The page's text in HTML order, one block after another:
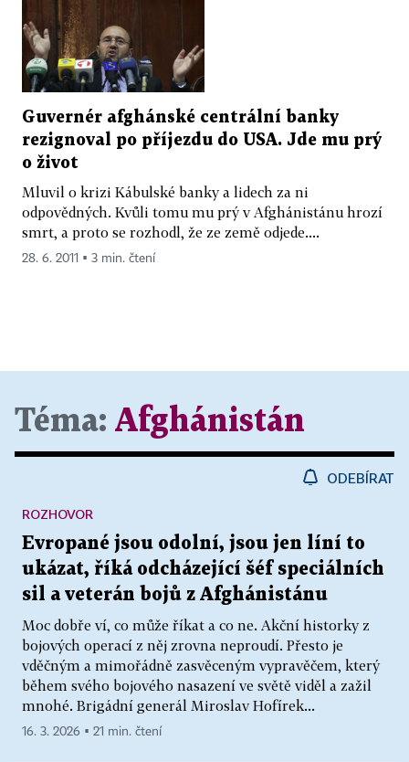
Guvernér afghánské centrální banky
rezignoval po příjezdu do USA. Jde mu prý
o život
Mluvil o krizi Kábulské banky a lidech za ni
odpovědných. Kvůli tomu mu prý v Afghánistánu hrozí
smrt, a proto se rozhodl, že ze země odjede....
28. 6. 2011 ▪ 3 min. čtení
Téma: Afghánistán
ODEBÍRAT
Evropané jsou odolní, jsou jen líní to
ukázat, říká odcházející šéf speciálních
sil a veterán bojů z Afghánistánu
Moc dobře ví, co může říkat a co ne. Akční historky z
bojových operací z něj zrovna neproudí. Přesto je
vděčným a mimořádně zasvěceným vypravěčem, který
během svého bojového nasazení ve světě viděl a zažil
mnohé. Brigádní generál Miroslav Hofírek...
ROZHOVOR
16. 3. 2026 ▪ 21 min. čtení